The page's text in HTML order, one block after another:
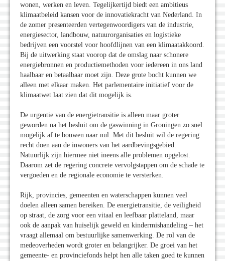
wonen, werken en leven. Tegelijkertijd biedt een ambitieus
klimaatbeleid kansen voor de innovatiekracht van Nederland. In
de zomer presenteerden vertegenwoordigers van de industrie,
energiesector, landbouw, natuurorganisaties en logistieke
bedrijven een voorstel voor hoofdlijnen van een klimaatakkoord.
Bij de uitwerking staat voorop dat de omslag naar schonere
energiebronnen en productiemethoden voor iedereen in ons land
haalbaar en betaalbaar moet zijn. Deze grote bocht kunnen we
alleen met elkaar maken. Het parlementaire initiatief voor de
klimaatwet laat zien dat dit mogelijk is.
De urgentie van de energietransitie is alleen maar groter
geworden na het besluit om de gaswinning in Groningen zo snel
mogelijk af te bouwen naar nul. Met dit besluit wil de regering
recht doen aan de inwoners van het aardbevingsgebied.
Natuurlijk zijn hiermee niet ineens alle problemen opgelost.
Daarom zet de regering concrete vervolgstappen om de schade te
vergoeden en de regionale economie te versterken.
Rijk, provincies, gemeenten en waterschappen kunnen veel
doelen alleen samen bereiken. De energietransitie, de veiligheid
op straat, de zorg voor een vitaal en leefbaar platteland, maar
ook de aanpak van huiselijk geweld en kindermishandeling – het
vraagt allemaal om bestuurlijke samenwerking. De rol van de
medeoverheden wordt groter en belangrijker. De groei van het
gemeente- en provinciefonds helpt hen alle taken goed te kunnen